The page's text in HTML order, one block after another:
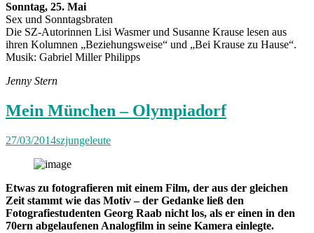
Sonntag, 25. Mai
Sex und Sonntagsbraten
Die SZ-Autorinnen Lisi Wasmer und Susanne Krause lesen aus
ihren Kolumnen „Beziehungsweise“ und „Bei Krause zu Hause“.
Musik: Gabriel Miller Philipps
Jenny Stern
Mein München – Olympiadorf
27/03/2014szjungeleute
Etwas zu fotografieren mit einem Film, der aus der gleichen
Zeit stammt wie das Motiv – der Gedanke ließ den
Fotografiestudenten Georg Raab nicht los, als er einen in den
70ern abgelaufenen Analogfilm in seine Kamera einlegte.